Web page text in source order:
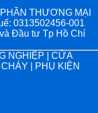
THƯƠNG MẠI
0313502456-001
Đầu tư Tp Hồ Chí
NGHIỆP | CỬA
| PHỤ KIỆN